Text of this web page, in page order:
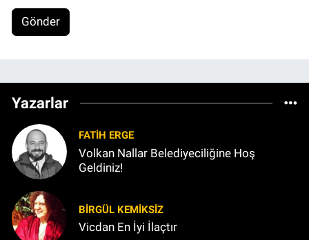
Gönder
Yazarlar
FATIH ERGE
Volkan Nallar Belediyeciliğine Hoş
Geldiniz!
BIRGÜL KEMİKSİZ
Vicdan En İyi İlaçtır